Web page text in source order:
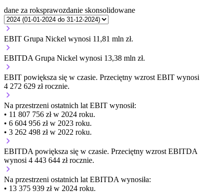
dane za roksprawozdanie skonsolidowane
EBIT Grupa Nickel wynosi 11,81 mln zł.
EBITDA Grupa Nickel wynosi 13,38 mln zł.
EBIT powiększa się w czasie. Przeciętny wzrost EBIT wynosi
4 272 629 zł rocznie.
Na przestrzeni ostatnich lat EBIT wynosił:
• 11 807 756 zł w 2024 roku.
• 6 604 956 zł w 2023 roku.
• 3 262 498 zł w 2022 roku.
EBITDA powiększa się w czasie. Przeciętny wzrost EBITDA
wynosi 4 443 644 zł rocznie.
Na przestrzeni ostatnich lat EBITDA wynosiła:
• 13 375 939 zł w 2024 roku.